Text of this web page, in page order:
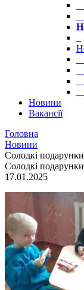
Новини
Вакансії
Головна
Новини
Солодкі
Солодкі
17.01.2025